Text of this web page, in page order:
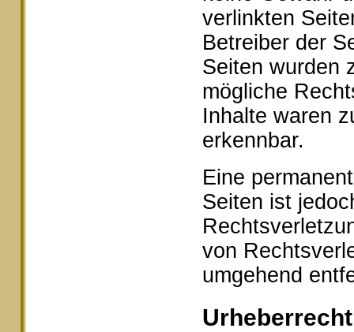
verlinkten
Betreiber der
Seiten wurden
mögliche
Inhalte waren
erkennbar.
Eine
Seiten ist
von
umgehend
Urheberrecht